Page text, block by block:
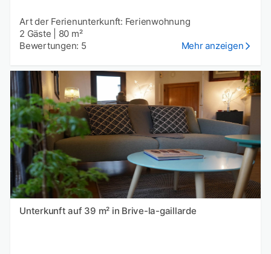
Art der Ferienunterkunft: Ferienwohnung
2 Gäste
80 m²
Bewertungen: 5
Mehr anzeigen
Unterkunft auf 39 m² in Brive-la-gaillarde